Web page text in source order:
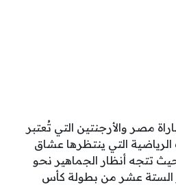
عبر أقرأ 24، مباراة مصر والأرجنتين التي تُعتبر
الرياضية التي ينتظرها عشاق
تتجه أنظار الجماهير نحو
الستة عشر من بطولة كأس